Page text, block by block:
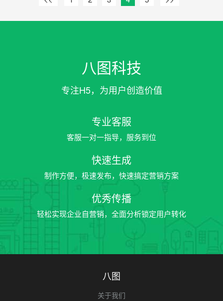
八图科技
专注H5，为用户创造价值
专业客服
客服一对一指导，服务到位
快速生成
制作方便，极速发布，快速搞定营销方案
优秀传播
轻松实现企业自营销，全面分析锁定用户转化
八图
关于我们